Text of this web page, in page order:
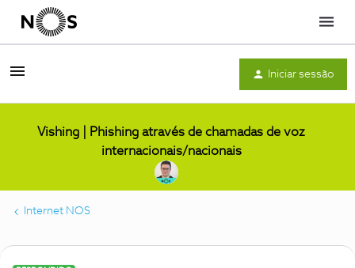
Menu
Iniciar sessão
Vishing | Phishing através de chamadas de voz
internacionais/nacionais
Internet NOS